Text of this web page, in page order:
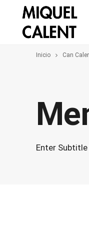
Inicio Can
Enter Subtitle